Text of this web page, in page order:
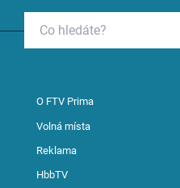
O FTV Prima
Volná místa
Reklama
HbbTV